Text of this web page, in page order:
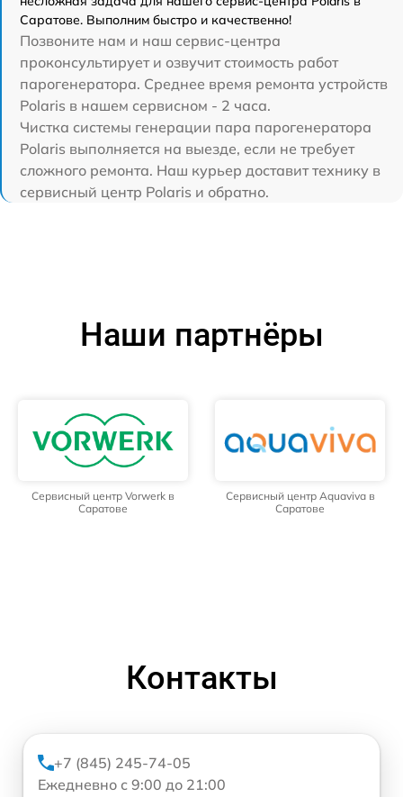
Саратове. Выполним быстро и качественно!
Позвоните нам и наш сервис-центра
проконсультирует и озвучит стоимость работ
парогенератора. Среднее время ремонта устройств
Polaris в нашем сервисном - 2 часа.
Чистка системы генерации пара парогенератора
Polaris выполняется на выезде, если не требует
сложного ремонта. Наш курьер доставит технику в
сервисный центр Polaris и обратно.
Наши партнёры
Сервисный центр Vorwerk в
Саратове
Сервисный центр Aquaviva в
Саратове
Контакты
+7 (845) 245-74-05
Ежедневно с 9:00 до 21:00